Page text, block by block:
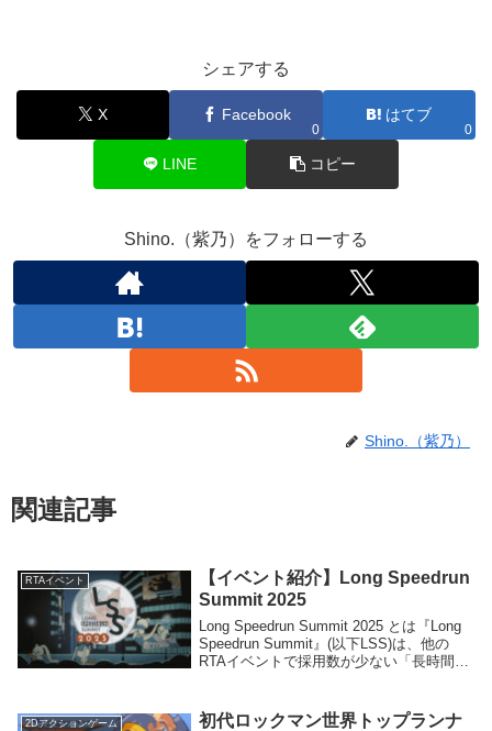
シェアする
X Facebook
0
はてブ
0
LINE コピー
Shino.（紫乃）をフォローする
Shino.（紫乃）
関連記事
RTAイベント
【イベント紹介】Long Speedrun
Summit 2025
Long Speedrun Summit 2025 とは『Long
Speedrun Summit』(以下LSS)は、他の
RTAイベントで採用数が少ない「長時間
2Dアクションゲーム
初代ロックマン世界トップランナ